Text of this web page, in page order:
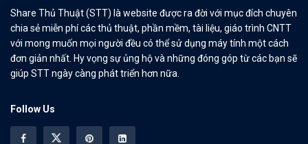
Share Thủ Thuật (STT) là website được ra đời với mục đích chuyên
chia sẻ miễn phí các thủ thuật, phần mềm, tài liệu, giáo trình CNTT
với mong muốn mọi người đều có thể sử dụng máy tính một cách
đơn giản nhất. Hy vọng sự ủng hộ và những đóng góp từ các bạn sẽ
giúp STT ngày càng phát triển hơn nữa.
Follow Us